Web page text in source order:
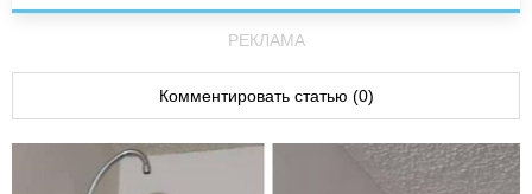
РЕКЛАМА
Комментировать статью (0)